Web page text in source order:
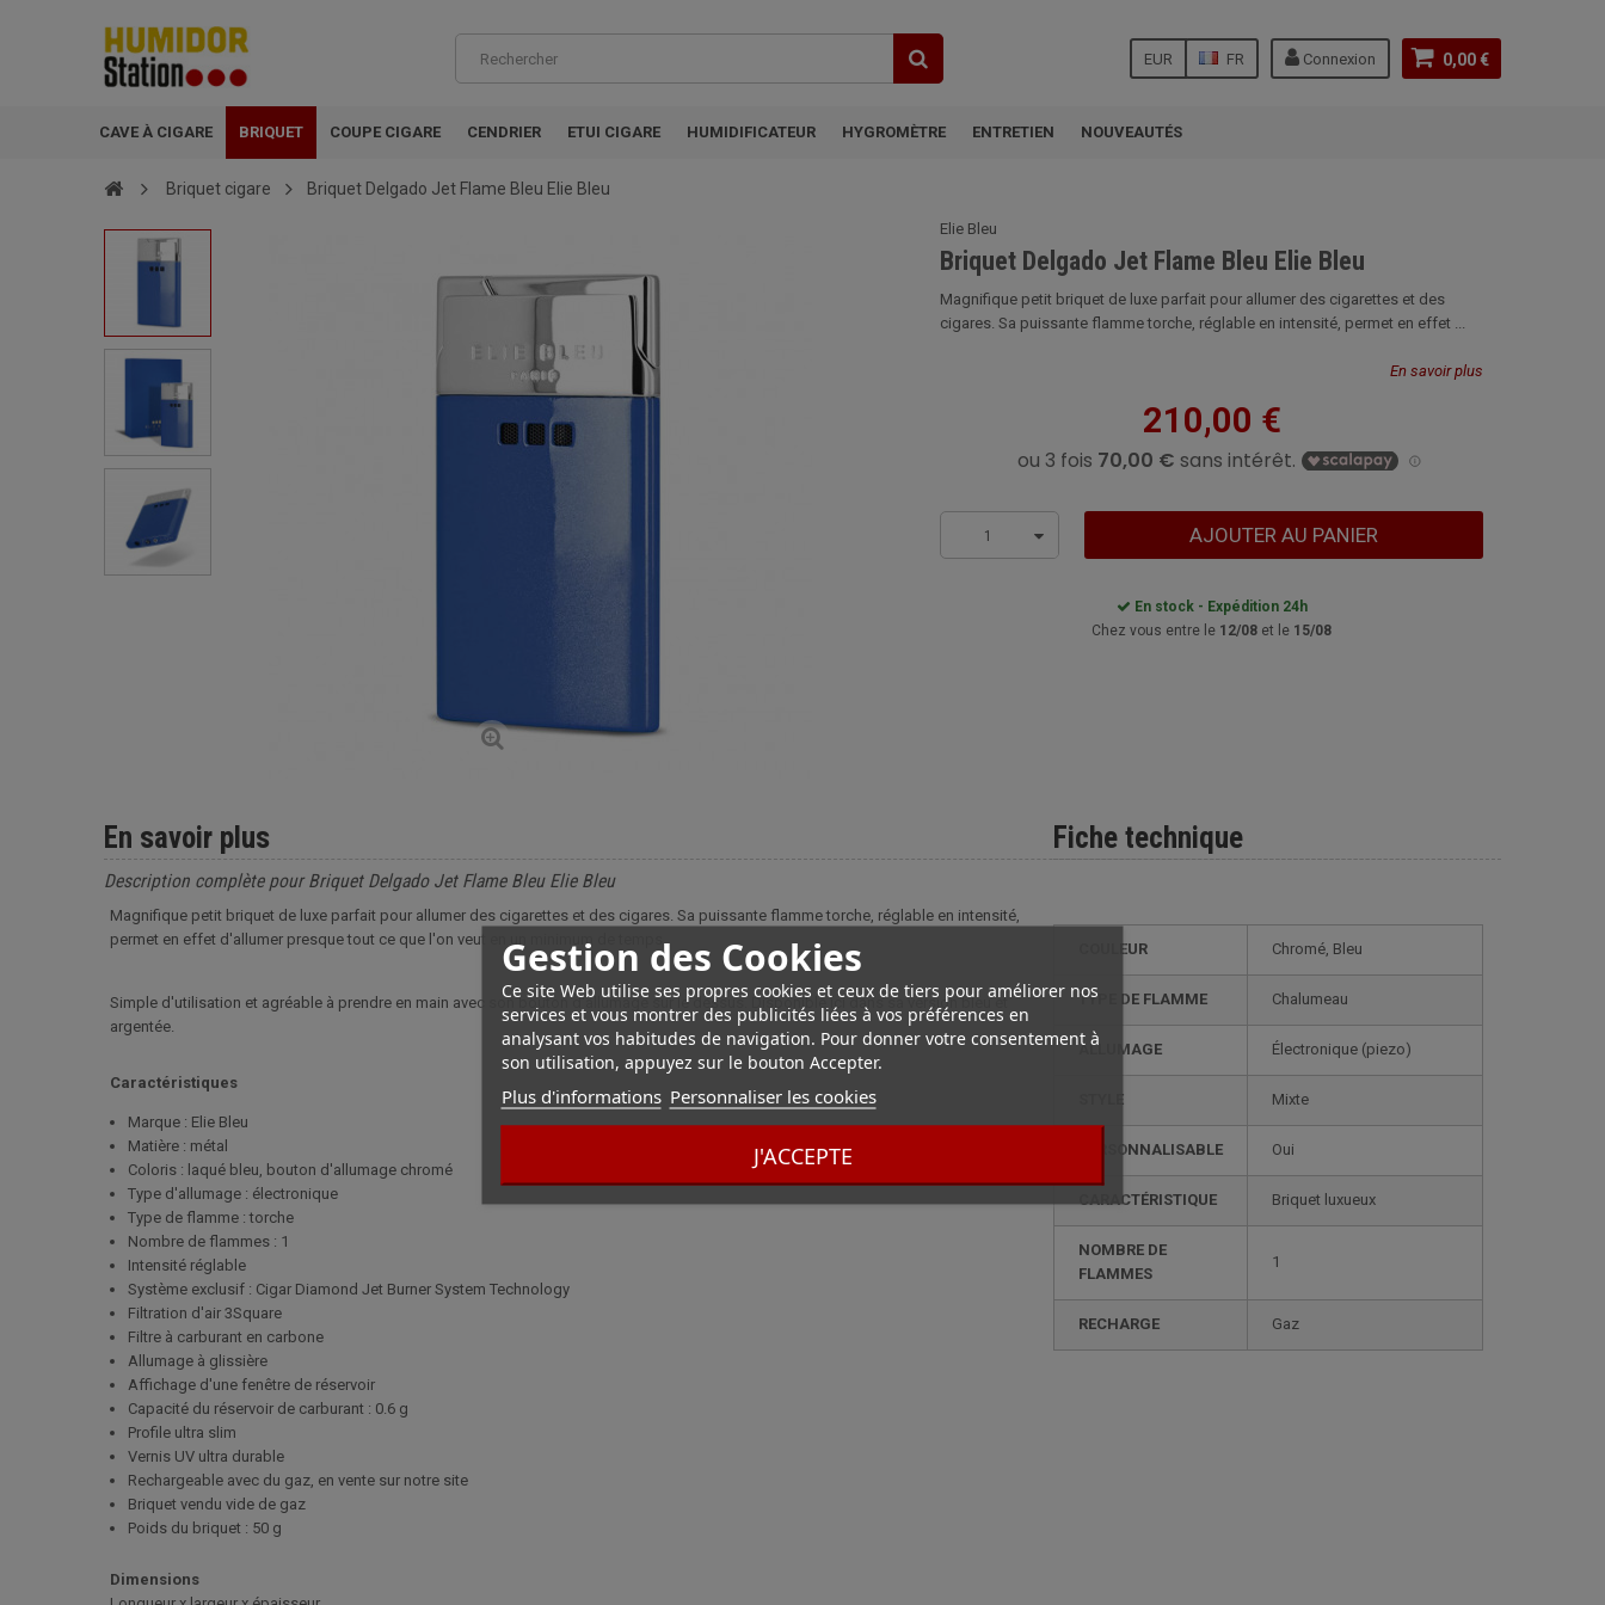
0,00 €
Connexion
FR
EUR
CAVE À CIGARE BRIQUET COUPE CIGARE CENDRIER ETUI CIGARE HUMIDIFICATEUR HYGROMÈTRE ENTRETIEN NOUVEAUTÉS
Gestion des Cookies
Ce site Web utilise ses propres cookies et ceux de tiers pour améliorer nos
services et vous montrer des publicités liées à vos préférences en
analysant vos habitudes de navigation. Pour donner votre consentement à
son utilisation, appuyez sur le bouton Accepter.
Plus d'informations Personnaliser les cookies
J'ACCEPTE
Briquet cigare Briquet Delgado Jet Flame Bleu Elie Bleu
Elie Bleu
Briquet Delgado Jet Flame Bleu Elie Bleu
Magnifique petit briquet de luxe parfait pour allumer des cigarettes et des
cigares. Sa puissante flamme torche, réglable en intensité, permet en effet ...
En savoir plus
210,00 €
1 AJOUTER AU PANIER
En stock - Expédition 24h
Chez vous entre le 12/08 et le 15/08
Fiche technique
COULEUR Chromé, Bleu
TYPE DE FLAMME Chalumeau
ALLUMAGE électronique (piezo)
STYLE mixte
PERSONNALISABLE oui
CARACTÉRISTIQUE briquet luxueux
NOMBRE DE
FLAMMES
1
RECHARGE gaz
En savoir plus
Description complète pour Briquet Delgado Jet Flame Bleu Elie Bleu
Magnifique petit briquet de luxe parfait pour allumer des cigarettes et des cigares. Sa puissante flamme torche, réglable en intensité,
permet en effet d'allumer presque tout ce que l'on veut en un minimum de temps.
Simple d'utilisation et agréable à prendre en main avec son bouton d'allumage sur le dessus. Disponible ici dans sa version bleu et
argentée.
Caractéristiques
Marque : Elie Bleu
Matière : métal
Coloris : laqué bleu, bouton d'allumage chromé
Type d'allumage : électronique
Type de flamme : torche
Nombre de flammes : 1
Intensité réglable
Système exclusif : Cigar Diamond Jet Burner System Technology
Filtration d'air 3Square
Filtre à carburant en carbone
Allumage à glissière
Affichage d'une fenêtre de réservoir
Capacité du réservoir de carburant : 0.6 g
Profile ultra slim
Vernis UV ultra durable
Rechargeable avec du gaz, en vente sur notre site
Briquet vendu vide de gaz
Poids du briquet : 50 g
Dimensions